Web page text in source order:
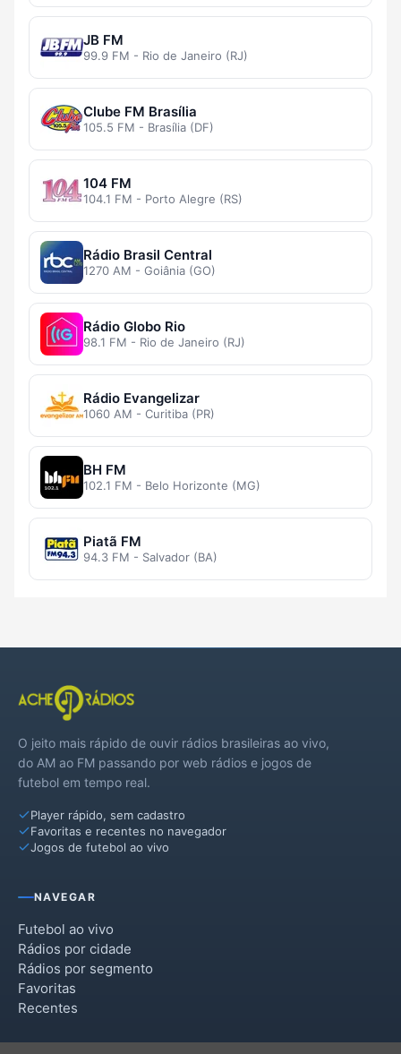
JB FM
99.9 FM - Rio de Janeiro (RJ)
Clube FM Brasília
105.5 FM - Brasília (DF)
104 FM
104.1 FM - Porto Alegre (RS)
Rádio Brasil Central
1270 AM - Goiânia (GO)
Rádio Globo Rio
98.1 FM - Rio de Janeiro (RJ)
Rádio Evangelizar
1060 AM - Curitiba (PR)
BH FM
102.1 FM - Belo Horizonte (MG)
Piatã FM
94.3 FM - Salvador (BA)
O jeito mais rápido de ouvir rádios brasileiras ao vivo,
do AM ao FM passando por web rádios e jogos de
futebol em tempo real.
Player rápido, sem cadastro
Favoritas e recentes no navegador
Jogos de futebol ao vivo
NAVEGAR
Futebol ao vivo
Rádios por cidade
Rádios por segmento
Favoritas
Recentes